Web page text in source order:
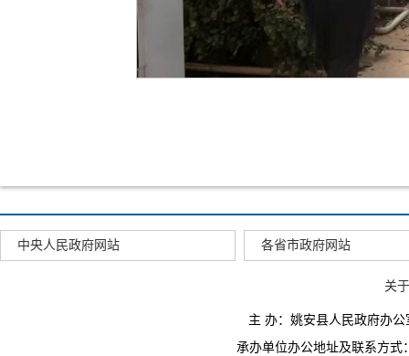
中央人民政府网站 各省市政府网站
关
主 办：姚安县人民政府办
承办单位办公地址及联系方式